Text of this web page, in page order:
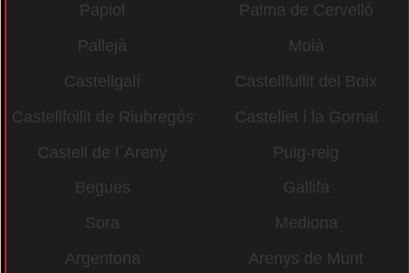
Papiol
Palma de Cervelló
Pallejà
Moià
Castellgalí
Castellfullit del Boix
Castellfollit de Riubregós
Castellet i la Gornal
Castell de l´Areny
Puig-reig
Begues
Gallifa
Sora
Mediona
Argentona
Arenys de Munt